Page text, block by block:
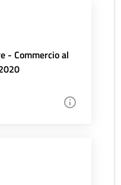
- Commercio al